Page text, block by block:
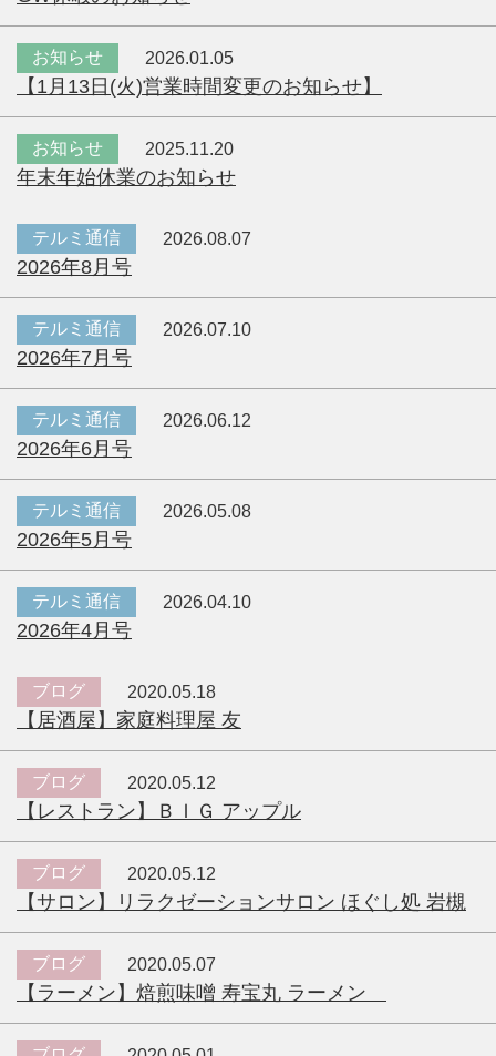
お知らせ 2026.01.05
【1月13日(火)営業時間変更のお知らせ】
お知らせ 2025.11.20
年末年始休業のお知らせ
テルミ通信 2026.08.07
2026年8月号
テルミ通信 2026.07.10
2026年7月号
テルミ通信 2026.06.12
2026年6月号
テルミ通信 2026.05.08
2026年5月号
テルミ通信 2026.04.10
2026年4月号
ブログ 2020.05.18
【居酒屋】家庭料理屋 友
ブログ 2020.05.12
【レストラン】ＢＩＧ アップル
ブログ 2020.05.12
【サロン】リラクゼーションサロン ほぐし処 岩槻
ブログ 2020.05.07
【ラーメン】焙煎味噌 寿宝丸 ラーメン